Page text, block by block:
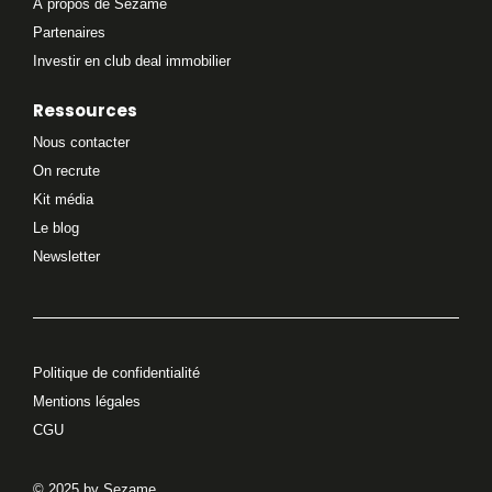
À propos de Sezame
Partenaires
Investir en club deal immobilier
Ressources
Nous contacter
On recrute
Kit média
Le blog
Newsletter
Politique de confidentialité
Mentions légales
CGU